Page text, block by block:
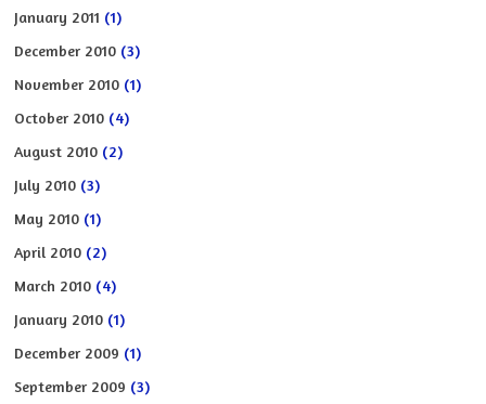
January 2011 (1)
December 2010 (3)
November 2010 (1)
October 2010 (4)
August 2010 (2)
July 2010 (3)
May 2010 (1)
April 2010 (2)
March 2010 (4)
January 2010 (1)
December 2009 (1)
September 2009 (3)